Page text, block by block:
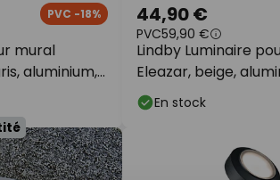
mural
aluminium,
PVC -18%
Lindby Luminaire
Eleazar, beige,
capteur
44,90 €
PVC59,90 €
En stock